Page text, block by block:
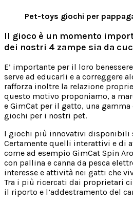
Pet-toys giochi per
Il gioco è un momento
dei nostri 4 zampe sia da
E’ importante per il loro
serve ad educarli e a correggere
rafforza inoltre la relazione
questo motivo proponiamo, a
e GimCat per il gatto, una
giochi per i nostri pet.
I giochi più innovativi disponibili
Certamente quelli interattivi e di
come ad esempio GimCat Spin
con pallina e canna da pesca
interesse e attività nei gatti che
Tra i più ricercati dai proprietari
il riporto e l’addestramento del